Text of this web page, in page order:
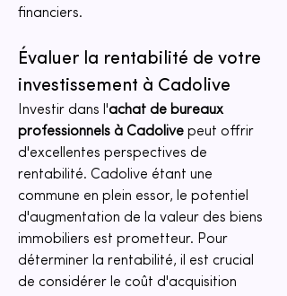
financiers.
Évaluer la rentabilité de votre
investissement à Cadolive
Investir dans l'achat de bureaux
professionnels à Cadolive peut offrir
d'excellentes perspectives de
rentabilité. Cadolive étant une
commune en plein essor, le potentiel
d'augmentation de la valeur des biens
immobiliers est prometteur. Pour
déterminer la rentabilité, il est crucial
de considérer le coût d'acquisition